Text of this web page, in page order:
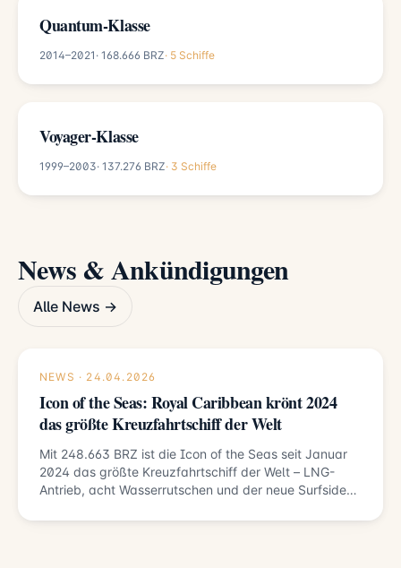
Quantum-Klasse
2014–2021 · 168.666 BRZ· 5 Schiffe
Voyager-Klasse
1999–2003· 137.276 BRZ· 3 Schiffe
News & Ankündigungen
Alle News →
NEWS · 24.04.2026
Icon of the Seas: Royal Caribbean krönt 2024
das größte Kreuzfahrtschiff der Welt
Mit 248.663 BRZ ist die Icon of the Seas seit Januar
2024 das größte Kreuzfahrtschiff der Welt – LNG-
Antrieb, acht Wasserrutschen und der neue Surfside-